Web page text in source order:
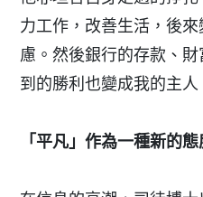
力工作，改善生活，後
慮。然後銀行的存款、
到的勝利也變成我的主人
「平凡」作為一種新的態